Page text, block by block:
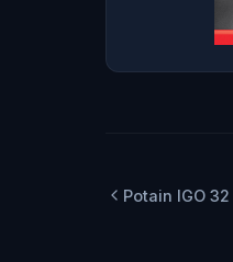
Potain IGO 32